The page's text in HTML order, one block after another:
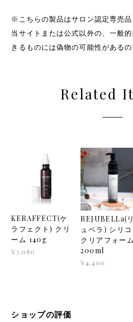
※こちらの製品はサロン認定専売品
当サイトまたは公式以外の、一般
きるものには偽物の可能性があるの
Related
KERAFFECT(ケ
ラフェクト) クリ
ーム 140g
¥3,080
REJUBELLa(
ュベラ) シリ
クリアフォーム
200ml
¥4,400
ショップの評価